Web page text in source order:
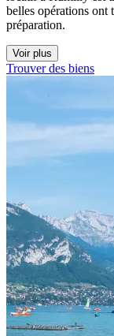
belles opérations ont
préparation.
Voir plus
Trouver des biens